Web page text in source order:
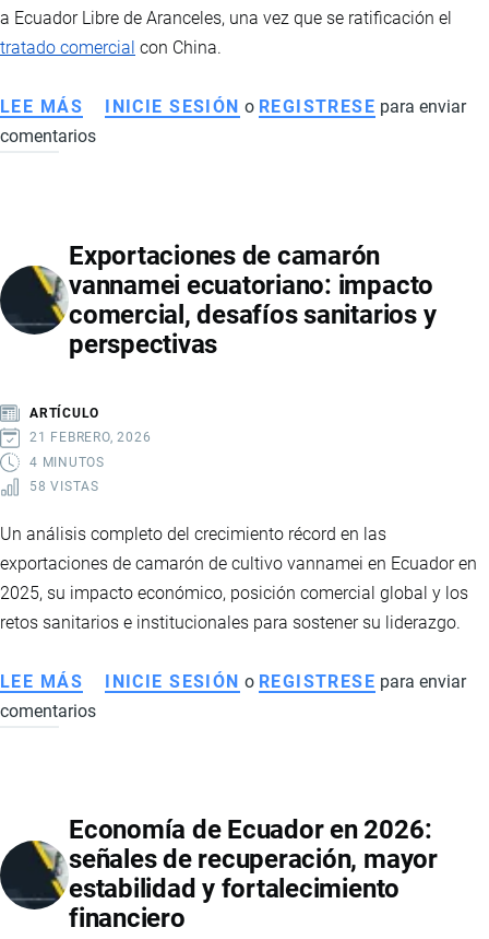
a Ecuador Libre de Aranceles, una vez que se ratificación el
tratado comercial con China.
LEE MÁS SOBRE
PRODUCTOS
TRATADO
DE
LIBRE
COMERCIO
INICIE SESIÓN o REGISTRESE para enviar
comentarios
Exportaciones de camarón
vannamei ecuatoriano: impacto
comercial, desafíos sanitarios y
perspectivas
ARTÍCULO
21 FEBRERO, 2026
4 MINUTOS
58 VISTAS
Un análisis completo del crecimiento récord en las
exportaciones de camarón de cultivo vannamei en Ecuador en
2025, su impacto económico, posición comercial global y los
retos sanitarios e institucionales para sostener su liderazgo.
LEE MÁS SOBRE
EXPORTACIONES
ECUATORIANO:
IMPACTO
COMERCIAL,
DESAFÍOS
INICIE SESIÓN o REGISTRESE para enviar
comentarios
Economía de Ecuador en 2026:
señales de recuperación, mayor
estabilidad y fortalecimiento
financiero